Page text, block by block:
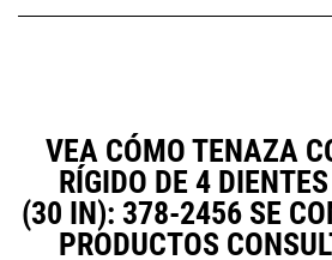
VEA CÓMO TENAZA
RÍGIDO DE 4
(30 IN): 378-2456 SE
PRODUCTOS